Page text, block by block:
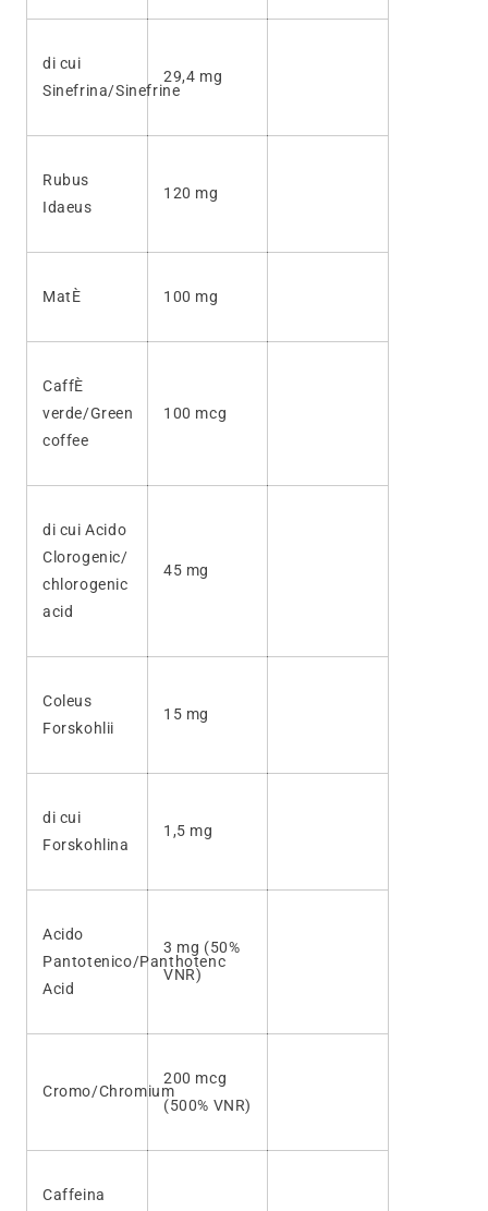
di cui
Sinefrina/Sinefrine
29,4 mg
Rubus
Idaeus
120 mg
MatÈ 100 mg
CaffÈ
verde/Green
coffee
100 mcg
di cui Acido
Clorogenic/
chlorogenic
acid
45 mg
Coleus
Forskohlii
15 mg
di cui
Forskohlina
1,5 mg
Acido
Pantotenico/Panthotenc
Acid
3 mg (50%
VNR)
Cromo/Chromium
200 mcg
(500% VNR)
Caffeina